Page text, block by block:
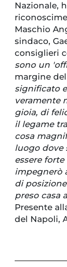
Nazionale,
Maschio
sindaco,
consiglieri
sono un
margine
significato
veramente
gioia, di
il legame
cosa
luogo dove
essere
impegnerò
di
preso casa
Presente
del Napoli,